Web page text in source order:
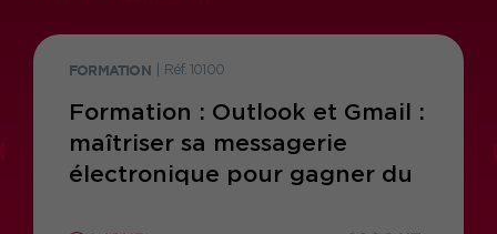
FORMATION Réf. 10100
Formation : Outlook et Gmail :
maîtriser sa messagerie
électronique pour gagner du